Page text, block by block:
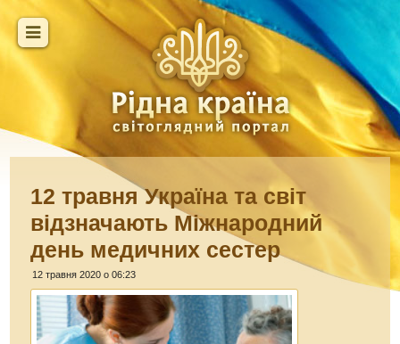
12 травня Україна та світ
відзначають Міжнародний
день медичних сестер
12 травня 2020 о 06:23